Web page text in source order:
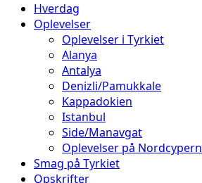
Hverdag
Oplevelser
Oplevelser i Tyrkiet
Alanya
Antalya
Denizli/Pamukkale
Kappadokien
Istanbul
Side/Manavgat
Oplevelser på Nordcypern
Smag på Tyrkiet
Opskrifter